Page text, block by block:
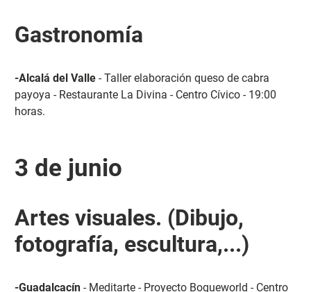
Gastronomía
-Alcalá del Valle- Taller elaboración queso de cabra
payoya - Restaurante La Divina - Centro Cívico - 19:00
horas.
3 de junio
Artes visuales. (Dibujo,
fotografía, escultura,...)
-Guadalcacín- Meditarte - Proyecto Boqueworld - Centro